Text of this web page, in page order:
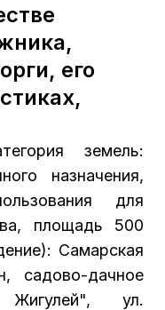
его
земель:
назначения,
для
площадь 500
Самарская
садово-дачное
ул.